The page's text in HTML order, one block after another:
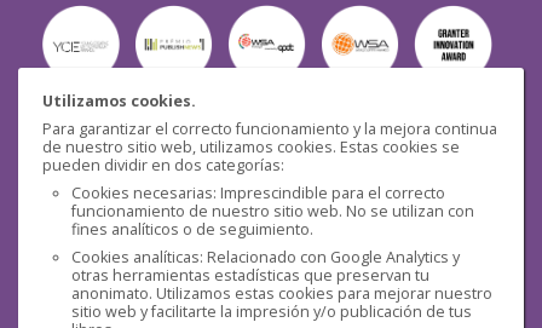
Utilizamos cookies.
Para garantizar el correcto funcionamiento y la mejora continua
de nuestro sitio web, utilizamos cookies. Estas cookies se
pueden dividir en dos categorías:
Cookies necesarias: Imprescindible para el correcto
funcionamiento de nuestro sitio web. No se utilizan con
fines analíticos o de seguimiento.
Cookies analíticas: Relacionado con Google Analytics y
otras herramientas estadísticas que preservan tu
anonimato. Utilizamos estas cookies para mejorar nuestro
sitio web y facilitarte la impresión y/o publicación de tus
Seguridad
Redes sociales